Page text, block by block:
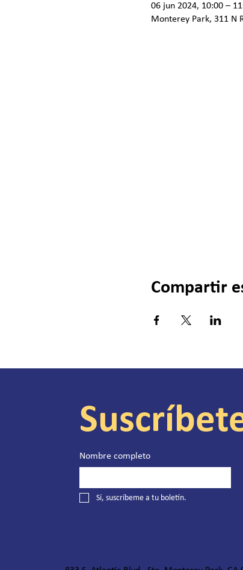
06 jun 2024, 10:00 –
Monterey Park, 311 N
Compartir
Nombre completo
Sí, suscríbeme a tu boletín.